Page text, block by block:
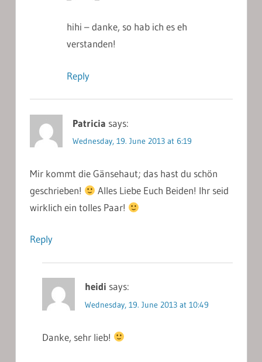
hihi – danke, so hab ich es eh
verstanden!
Reply
Patricia says:
Wednesday, 19. June 2013 at 6:19
Mir kommt die Gänsehaut; das hast du schön
geschrieben!
Alles Liebe Euch Beiden! Ihr seid
wirklich ein tolles Paar!
Reply
heidi says:
Wednesday, 19. June 2013 at 10:49
Danke, sehr lieb!